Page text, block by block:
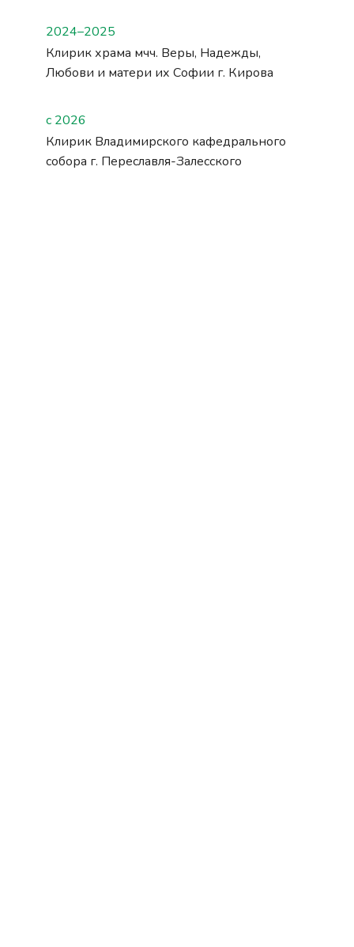
2024–2025
Клирик храма мчч. Веры, Надежды,
Любови и матери их Софии г. Кирова
с 2026
Клирик Владимирского кафедрального
собора г. Переславля-Залесского